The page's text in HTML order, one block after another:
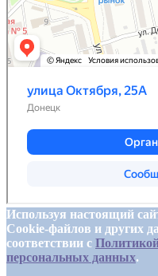
Используя настоящий
Cookie-файлов и других
соответствии с
персональных данных.